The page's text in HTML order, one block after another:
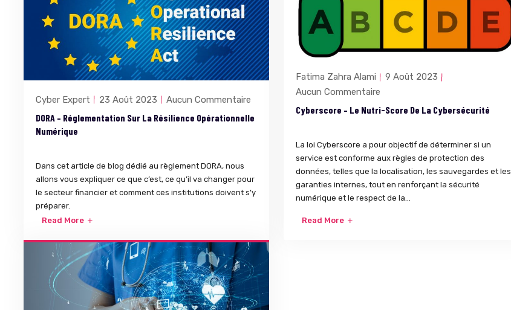
Cyber Expert 23 Août 2023 Aucun Commentaire
DORA – Réglementation Sur La Résilience Opérationnelle
Numérique
Dans cet article de blog dédié au règlement DORA, nous
allons vous expliquer ce que c’est, ce qu’il va changer pour
le secteur financier et comment ces institutions doivent s’y
préparer.
Read More
Fatima Zahra Alami
9 Août 2023
Aucun Commentaire
Cyberscore – Le Nutri-Score De La Cybersécurité
La loi Cyberscore a pour objectif de déterminer si un
service est conforme aux règles de protection des
données, telles que la localisation, les sauvegardes et les
garanties internes, tout en renforçant la sécurité
numérique et le respect de la...
Read More